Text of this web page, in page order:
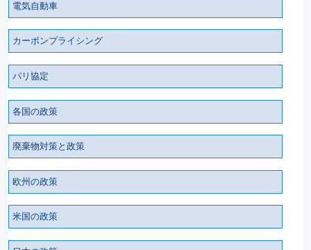
電気自動車
カーボンプライシング
パリ協定
各国の政策
廃棄物対策と政策
欧州の政策
米国の政策